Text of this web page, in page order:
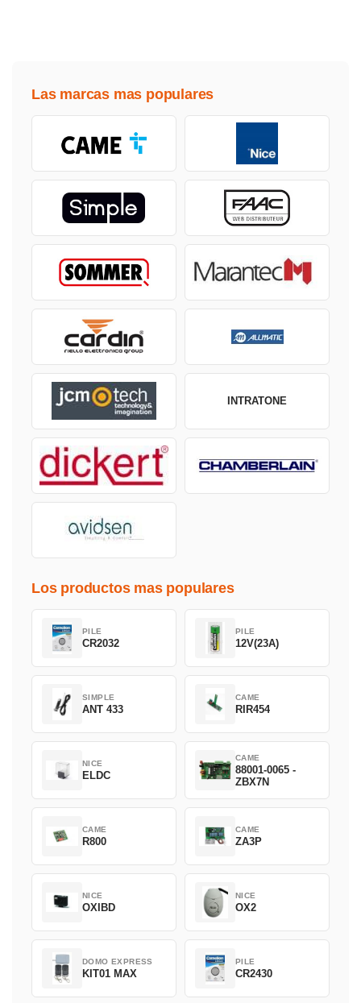
Las marcas mas populares
INTRATONE
Los productos mas populares
PILE
CR2032
PILE
12V(23A)
SIMPLE
ANT 433
CAME
RIR454
NICE
ELDC
CAME
88001-0065 -
ZBX7N
CAME
R800
CAME
ZA3P
NICE
OXIBD
NICE
OX2
DOMO EXPRESS
KIT01 MAX
PILE
CR2430